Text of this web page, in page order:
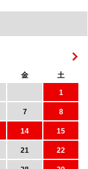
金
土
1
7
8
14
15
21
22